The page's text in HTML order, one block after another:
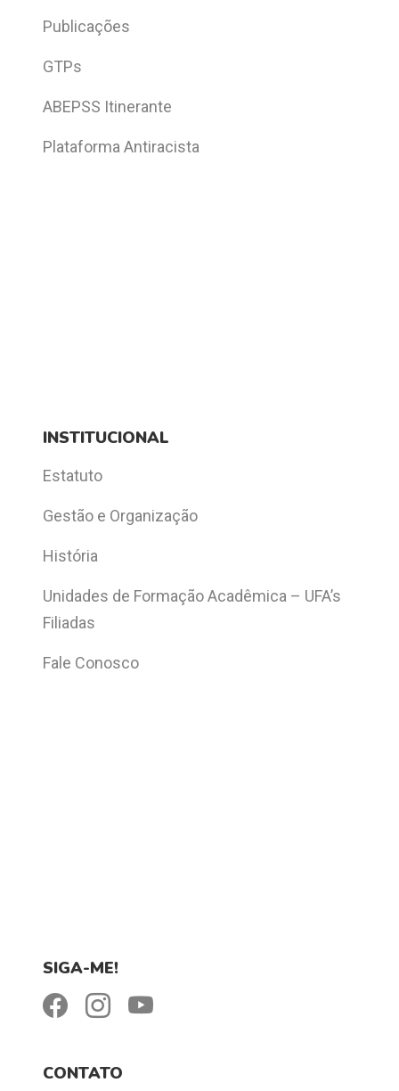
Publicações
GTPs
ABEPSS Itinerante
Plataforma Antiracista
INSTITUCIONAL
Estatuto
Gestão e Organização
História
Unidades de Formação Acadêmica – UFA’s
Filiadas
Fale Conosco
SIGA-ME!
CONTATO